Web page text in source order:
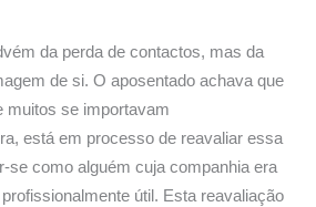
da perda de contactos, mas da
de si. O aposentado achava que
muitos se importavam
está em processo de reavaliar essa
se como alguém cuja companhia era
útil. Esta reavaliação